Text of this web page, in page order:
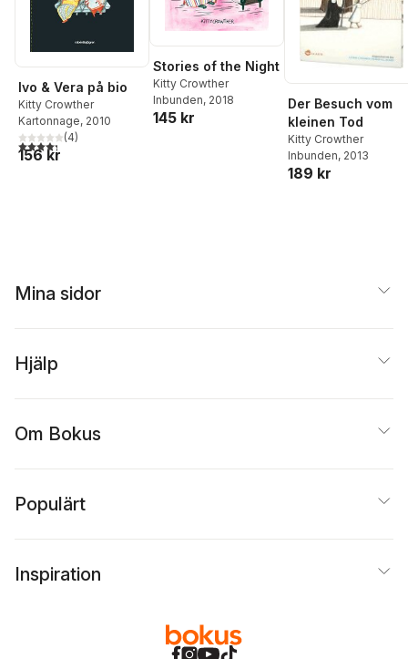
Ivo & Vera på bio
Kitty Crowther
Kartonnage, 2010
4,3utav 5 stjärnor. Totalt antal röster:
(4)
156 kr
Stories of the Night
Kitty Crowther
Inbunden, 2018
145 kr
Der Besuch vom
kleinen Tod
Kitty Crowther
Inbunden, 2013
189 kr
Mina sidor
Hjälp
Om Bokus
Populärt
Inspiration